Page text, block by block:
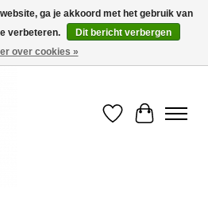
Verlanglijst
ga je akkoord met het gebruik van
verbeteren.
Dit bericht verbergen
over cookies »